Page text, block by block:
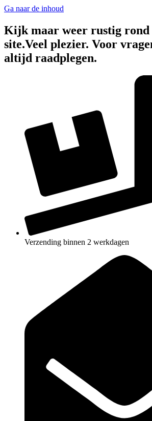
Ga naar de inhoud
Kijk maar weer rustig rond
site.Veel plezier. Voor
altijd raadplegen.
Verzending binnen 2 werkdagen